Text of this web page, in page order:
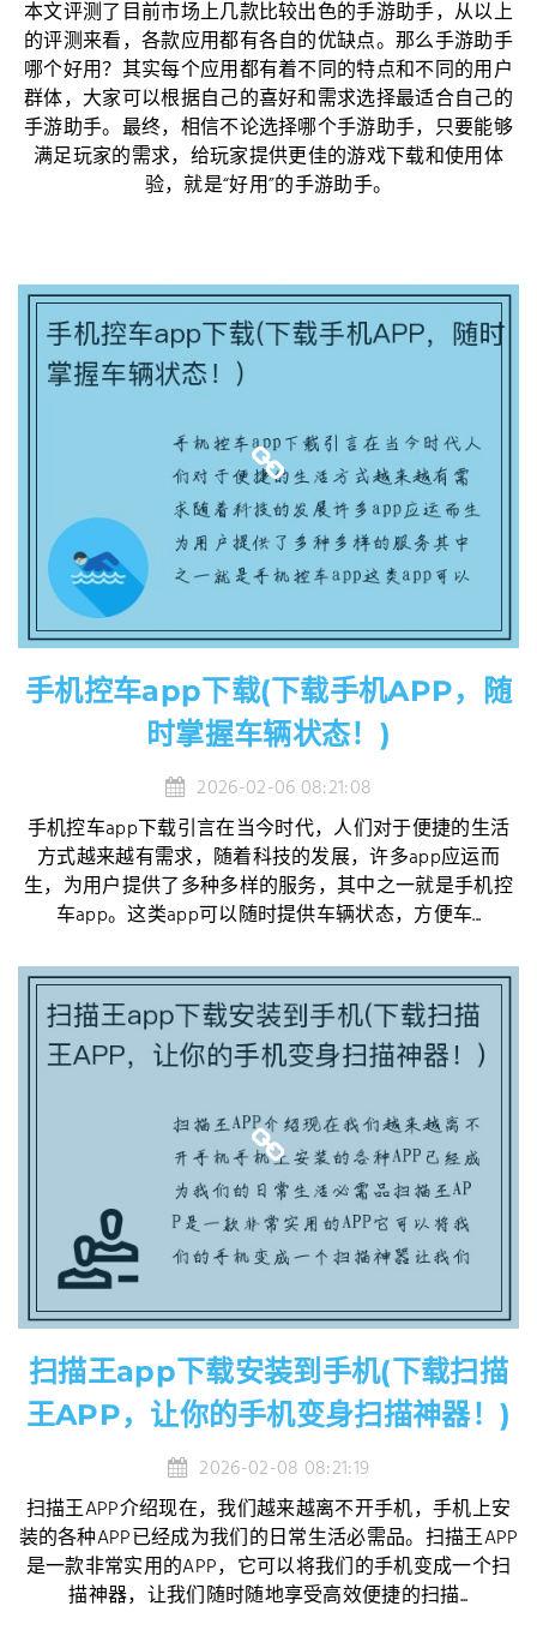
本文评测了目前市场上几款比较出色的手游助手，从以上
的评测来看，各款应用都有各自的优缺点。那么手游助手
哪个好用？其实每个应用都有着不同的特点和不同的用户
群体，大家可以根据自己的喜好和需求选择最适合自己的
手游助手。最终，相信不论选择哪个手游助手，只要能够
满足玩家的需求，给玩家提供更佳的游戏下载和使用体
验，就是“好用”的手游助手。
手机控车app下载(下载手机APP，随
时掌握车辆状态！)
2026-02-06 08:21:08
手机控车app下载引言在当今时代，人们对于便捷的生活
方式越来越有需求，随着科技的发展，许多app应运而
生，为用户提供了多种多样的服务，其中之一就是手机控
车app。这类app可以随时提供车辆状态，方便车...
扫描王app下载安装到手机(下载扫描
王APP，让你的手机变身扫描神器！)
2026-02-08 08:21:19
扫描王APP介绍现在，我们越来越离不开手机，手机上安
装的各种APP已经成为我们的日常生活必需品。扫描王APP
是一款非常实用的APP，它可以将我们的手机变成一个扫
描神器，让我们随时随地享受高效便捷的扫描...